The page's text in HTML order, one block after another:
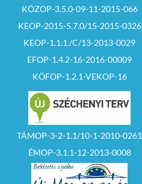
13. A pályázatra
feltevésének, az
esetleges további
információszerzés
helye és ideje:
történő egyeztetés
benyújtására
megjelölt határidőt
megelőző munkanap
16 00 óráig. (Hanzel
Balázs telefonszám:
32/370-199/227
mellék)
14. Pályázat bontás:
2026. szeptember 17.
KÖZOP-3.5.0-09-11-2015-066
KEOP-2015-5.7.0/15-2015-0326
KEOP-1.1.1./C/13-2013-0029
EFOP-1.4.2-16-2016-00009
KÖFOP-1.2.1-VEKOP-16
TÁMOP-3-2-1.1/10-1-2010-0261
ÉMOP-3.1.1-12-2013-0008